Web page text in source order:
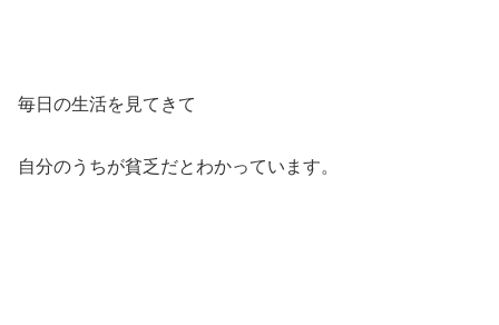
毎日の生活を見てきて
自分のうちが貧乏だとわかっています。